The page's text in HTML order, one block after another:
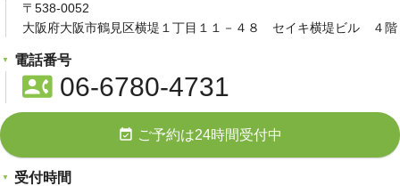
〒538-0052
大阪府大阪市鶴見区横堤１丁目１１－４８ セイキ横堤ビル ４階
電話番号
contact_phone06-6780-4731
event_available ご予約は24時間受付中
受付時間